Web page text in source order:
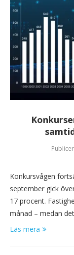
Konkursvågen
september gick
17 procent.
månad – medan
Läs mera